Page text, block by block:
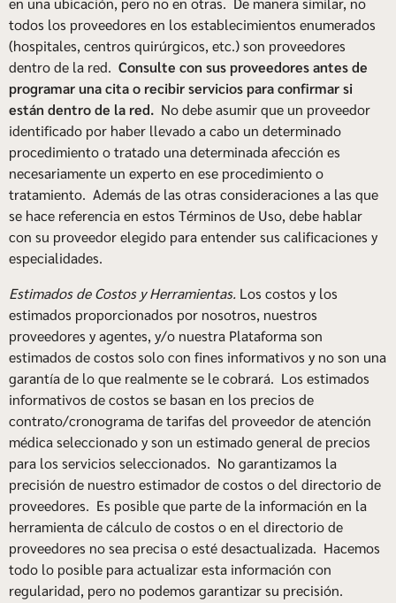
todos los proveedores en los establecimientos enumerados
(hospitales, centros quirúrgicos, etc.) son proveedores
dentro de la red. Consulte con sus proveedores antes de
programar una cita o recibir servicios para confirmar si
están dentro de la red. No debe asumir que un proveedor
identificado por haber llevado a cabo un determinado
procedimiento o tratado una determinada afección es
necesariamente un experto en ese procedimiento o
tratamiento. Además de las otras consideraciones a las que
se hace referencia en estos Términos de Uso, debe hablar
con su proveedor elegido para entender sus calificaciones y
especialidades.
Estimados de Costos y Herramientas. Los costos y los
estimados proporcionados por nosotros, nuestros
proveedores y agentes, y/o nuestra Plataforma son
estimados de costos solo con fines informativos y no son una
garantía de lo que realmente se le cobrará. Los estimados
informativos de costos se basan en los precios de
contrato/cronograma de tarifas del proveedor de atención
médica seleccionado y son un estimado general de precios
para los servicios seleccionados. No garantizamos la
precisión de nuestro estimador de costos o del directorio de
proveedores. Es posible que parte de la información en la
herramienta de cálculo de costos o en el directorio de
proveedores no sea precisa o esté desactualizada. Hacemos
todo lo posible para actualizar esta información con
regularidad, pero no podemos garantizar su precisión.